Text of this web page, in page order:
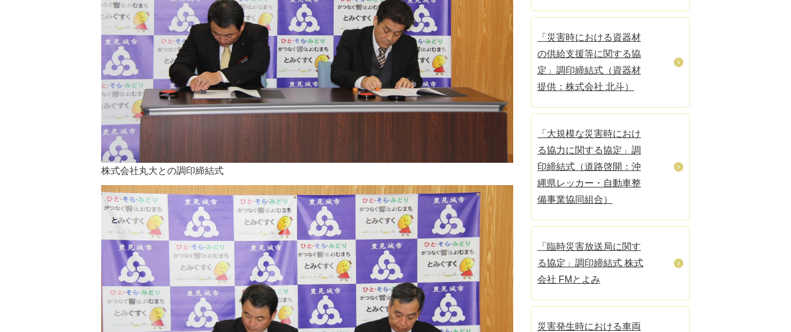
株式会社丸大との調印締結式
「災害時における資器材
の供給支援等に関する協
定」調印締結式（資器材
提供：株式会社 北斗）
「大規模な災害時におけ
る協力に関する協定」調
印締結式（道路啓開：沖
縄県レッカー・自動車整
備事業協同組合）
「臨時災害放送局に関す
る協定」調印締結式 株式
会社 FMとよみ
災害発生時における車両